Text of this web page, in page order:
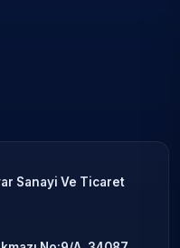
Sanayi Ve Ticaret